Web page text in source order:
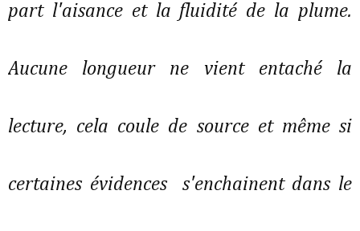
part l'aisance et la fluidité de la plume.
Aucune longueur ne vient entaché la
lecture, cela coule de source et même si
certaines évidences s'enchainent dans le